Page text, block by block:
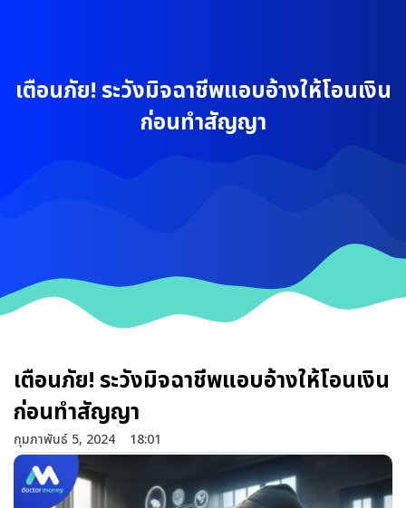
เตือนภัย! ระวังมิจฉาชีพแอบอ้างให้โอนเงิน
ก่อนทำสัญญา
เตือนภัย! ระวังมิจฉาชีพแอบอ้างให้โอนเงิน
ก่อนทำสัญญา
กุมภาพันธ์ 5, 2024 18:01